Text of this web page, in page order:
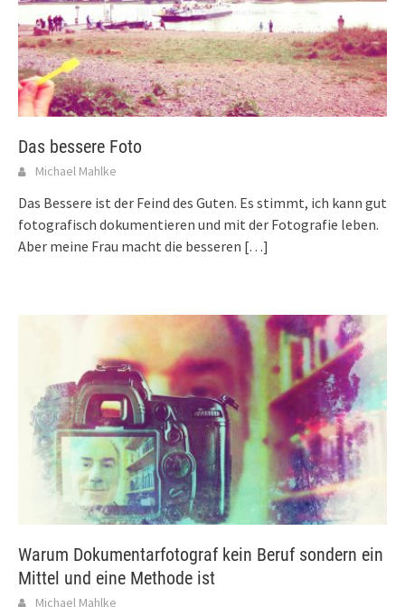
Das bessere Foto
Michael Mahlke
Das Bessere ist der Feind des Guten. Es stimmt, ich kann gut
fotografisch dokumentieren und mit der Fotografie leben.
Aber meine Frau macht die besseren […]
Warum Dokumentarfotograf kein Beruf sondern ein
Mittel und eine Methode ist
Michael Mahlke